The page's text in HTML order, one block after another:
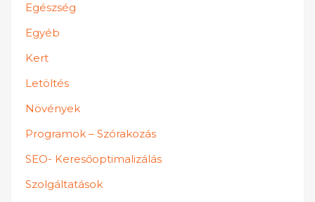
Egészség
Egyéb
Kert
Letöltés
Növények
Programok – Szórakozás
SEO- Keresőoptimalizálás
Szolgáltatások